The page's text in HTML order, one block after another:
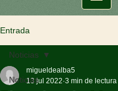
Entrada
Noticias
Noticias
migueldealba5
13 jul 2022 3 min de lectura